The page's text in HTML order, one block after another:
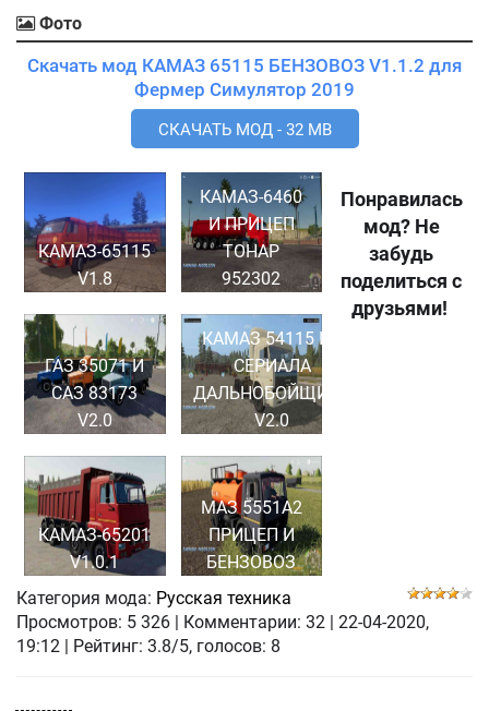
Фото
Скачать мод КАМАЗ 65115 БЕНЗОВОЗ V1.1.2 для
Фермер Симулятор 2019
СКАЧАТЬ МОД - 32 MB
КАМАЗ-65115
V1.8
КАМАЗ-6460
И ПРИЦЕП
TOHAP
952302
ГАЗ 35071 И
САЗ 83173
V2.0
КАМАЗ 54115 ИЗ
СЕРИАЛА
ДАЛЬНОБОЙЩИКИ
V2.0
КАМАЗ-65201
V1.0.1
МАЗ 5551А2
ПРИЦЕП И
БЕНЗОВОЗ
Понравилась
мод? Не
забудь
поделиться с
друзьями!
Категория мода: Русская техника
Просмотров: 5 326 Комментарии: 32
22-04-2020,
19:12
| Рейтинг: 3.8/5, голосов: 8